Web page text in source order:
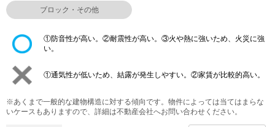
ブロック・その他
①防音性が高い。②耐震性が高い。③火や熱に強いため、火災に強
い。
①通気性が低いため、結露が発生しやすい。②家賃が比較的高い。
※あくまで一般的な建物構造に対する傾向です。物件によっては当てはまらな
いケースもありますので、詳細は不動産会社へお問い合わせください。